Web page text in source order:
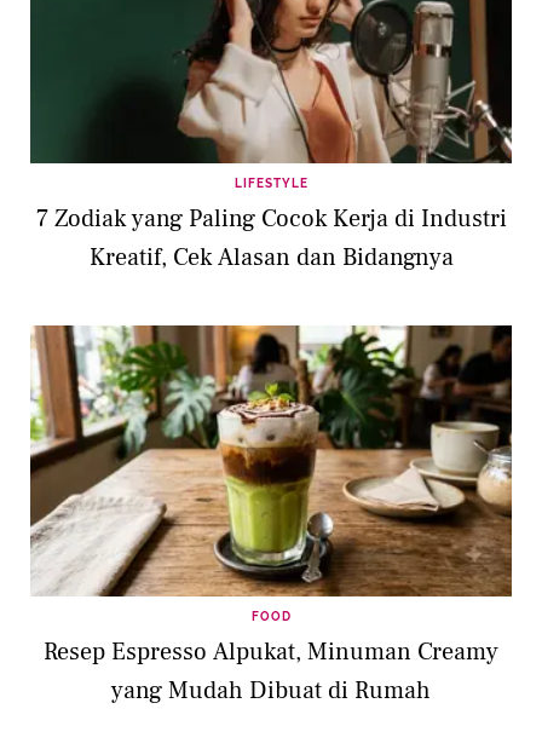
LIFESTYLE
7 Zodiak yang Paling Cocok Kerja di Industri
Kreatif, Cek Alasan dan Bidangnya
FOOD
Resep Espresso Alpukat, Minuman Creamy
yang Mudah Dibuat di Rumah